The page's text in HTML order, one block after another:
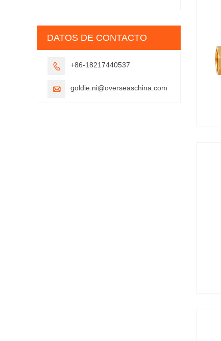
DATOS DE CONTACTO
 +86-18217440537
 goldie.ni@overseaschina.com